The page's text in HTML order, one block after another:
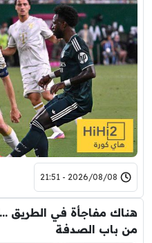
2026/08/08 - 21:51
هناك مفاجأة في الطريق
من باب الصدفة